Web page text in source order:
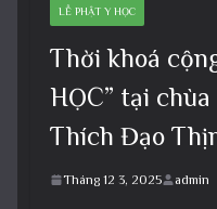
LỄ PHẬT Y HỌC
Thời khoá
HỌC” tại
Thích Đạo
Tháng 12 3, 2025 admin